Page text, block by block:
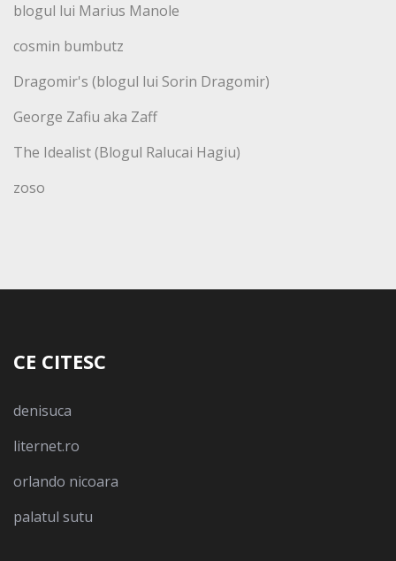
blogul lui Marius Manole
cosmin bumbutz
Dragomir's (blogul lui Sorin Dragomir)
George Zafiu aka Zaff
The Idealist (Blogul Ralucai Hagiu)
zoso
CE CITESC
denisuca
liternet.ro
orlando nicoara
palatul sutu